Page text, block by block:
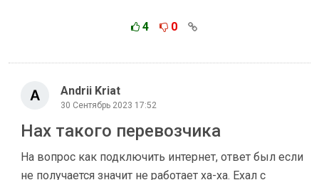
4 0
Andrii Kriat
30 Сентябрь 2023 17:52
Нах такого перевозчика
На вопрос как подключить интернет, ответ был если
не получается значит не работает ха-ха. Ехал с